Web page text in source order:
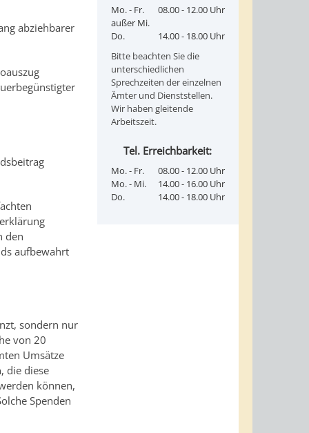
abziehbarer
den
aufbewahrt
sondern nur
von 20
Umsätze
die diese
können,
Spenden
Mo. - Fr.
außer Mi.
08.00 - 12.00 Uhr
Do.
14.00 - 18.00 Uhr
Bitte beachten Sie die
unterschiedlichen
Sprechzeiten der einzelnen
Ämter und Dienststellen.
Wir haben gleitende
Arbeitszeit.
Tel. Erreichbarkeit:
Mo. - Fr.
08.00 - 12.00 Uhr
Mo. - Mi.
14.00 - 16.00 Uhr
Do.
14.00 - 18.00 Uhr